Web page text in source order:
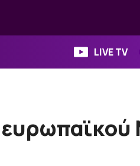
LIVE TV